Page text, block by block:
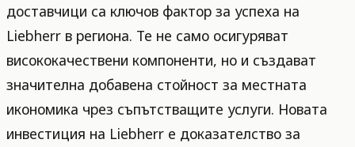
доставчици са ключов фактор за успеха на
Liebherr в региона. Те не само осигуряват
висококачествени компоненти, но и създават
значителна добавена стойност за местната
икономика чрез съпътстващите услуги. Новата
инвестиция на Liebherr е доказателство за